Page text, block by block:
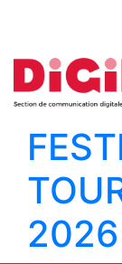
2026